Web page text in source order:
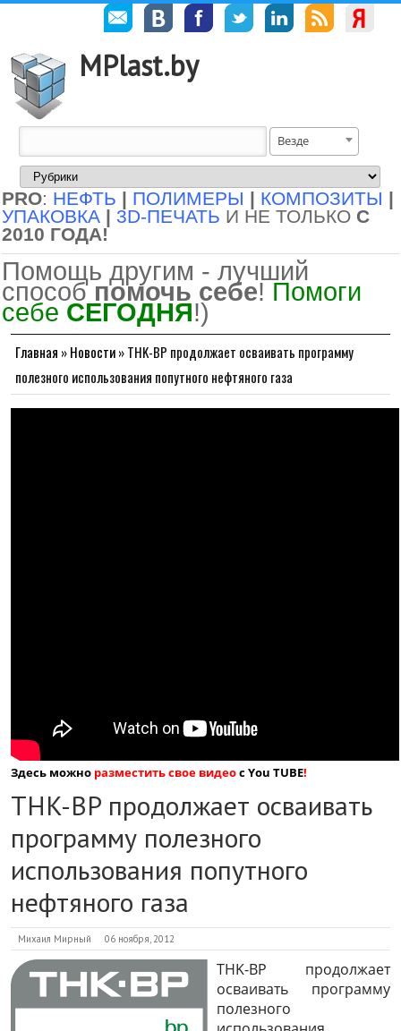
MPlast.by
Везде
PRO: НЕФТЬ | ПОЛИМЕРЫ | КОМПОЗИТЫ |
УПАКОВКА | 3D-ПЕЧАТЬ И НЕ ТОЛЬКО С
2010 ГОДА!
Помощь другим - лучший
способ помочь себе! Помоги
себе СЕГОДНЯ!)
Главная »Новости»THK-BP продолжает осваивать программу
полезного использования попутного нефтяного газа
Здесь можно разместить свое видеос You TUBE!
THK-BP продолжает осваивать
программу полезного
использования попутного
нефтяного газа
Михаил Мирный 06 ноября, 2012
THK-BP продолжает
осваивать программу
полезного